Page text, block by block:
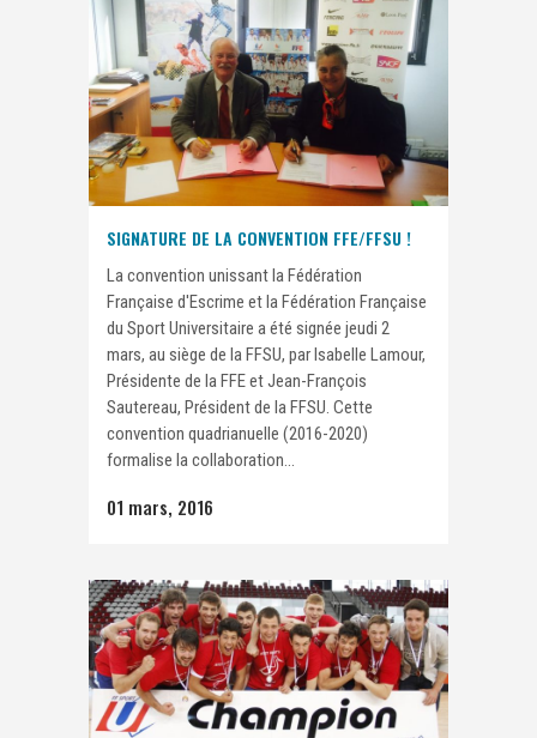
SIGNATURE DE LA CONVENTION FFE/FFSU !
La convention unissant la Fédération
Française d'Escrime et la Fédération Française
du Sport Universitaire a été signée jeudi 2
mars, au siège de la FFSU, par Isabelle Lamour,
Présidente de la FFE et Jean-François
Sautereau, Président de la FFSU. Cette
convention quadrianuelle (2016-2020)
formalise la collaboration...
01 mars, 2016